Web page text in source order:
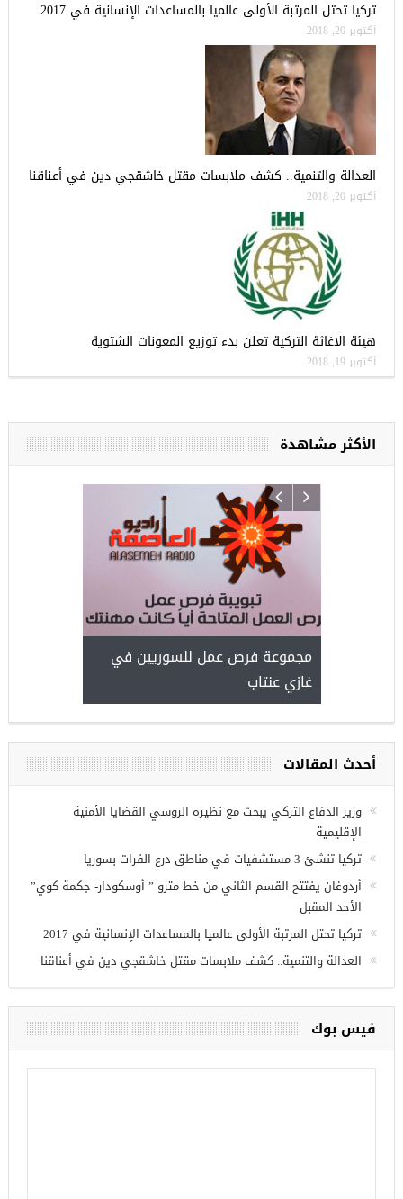
تركيا تحتل المرتبة الأولى عالميا بالمساعدات الإنسانية في 2017
أكتوبر 20, 2018
العدالة والتنمية.. كشف ملابسات مقتل خاشقجي دين في أعناقنا
أكتوبر 20, 2018
هيئة الاغاثة التركية تعلن بدء توزيع المعونات الشتوية
أكتوبر 19, 2018
الأكثر مشاهدة
مجموعة فرص عمل للسوريين في
غازي عنتاب
أحدث المقالات
وزير الدفاع التركي يبحث مع نظيره الروسي القضايا الأمنية
الإقليمية
تركيا تنشئ 3 مستشفيات في مناطق درع الفرات بسوريا
أردوغان يفتتح القسم الثاني من خط مترو ” أوسكودار- جكمة كوي”
الأحد المقبل
تركيا تحتل المرتبة الأولى عالميا بالمساعدات الإنسانية في 2017
العدالة والتنمية.. كشف ملابسات مقتل خاشقجي دين في أعناقنا
فيس بوك